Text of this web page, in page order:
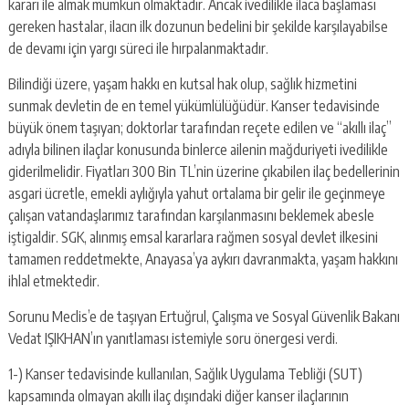
kararı ile almak mümkün olmaktadır. Ancak ivedilikle ilaca başlaması
gereken hastalar, ilacın ilk dozunun bedelini bir şekilde karşılayabilse
de devamı için yargı süreci ile hırpalanmaktadır.
Bilindiği üzere, yaşam hakkı en kutsal hak olup, sağlık hizmetini
sunmak devletin de en temel yükümlülüğüdür. Kanser tedavisinde
büyük önem taşıyan; doktorlar tarafından reçete edilen ve “akıllı ilaç”
adıyla bilinen ilaçlar konusunda binlerce ailenin mağduriyeti ivedilikle
giderilmelidir. Fiyatları 300 Bin TL’nin üzerine çıkabilen ilaç bedellerinin
asgari ücretle, emekli aylığıyla yahut ortalama bir gelir ile geçinmeye
çalışan vatandaşlarımız tarafından karşılanmasını beklemek abesle
iştigaldir. SGK, alınmış emsal kararlara rağmen sosyal devlet ilkesini
tamamen reddetmekte, Anayasa’ya aykırı davranmakta, yaşam hakkını
ihlal etmektedir.
Sorunu Meclis’e de taşıyan Ertuğrul, Çalışma ve Sosyal Güvenlik Bakanı
Vedat IŞIKHAN’ın yanıtlaması istemiyle soru önergesi verdi.
1-) Kanser tedavisinde kullanılan, Sağlık Uygulama Tebliği (SUT)
kapsamında olmayan akıllı ilaç dışındaki diğer kanser ilaçlarının